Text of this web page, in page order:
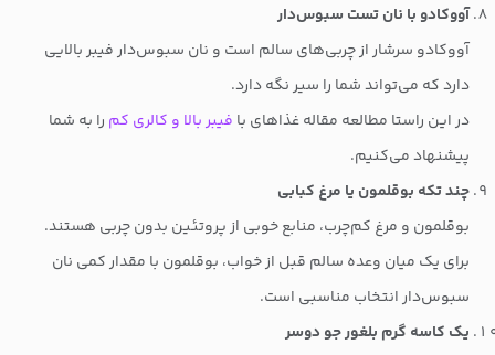
آووکادو با نان تست سبوس‌دار
آووکادو سرشار از چربی‌های سالم است و نان سبوس‌دار فیبر بالایی
دارد که می‌تواند شما را سیر نگه دارد.
در این راستا مطالعه مقاله غذاهای با فیبر بالا و کالری کم را به شما
پیشنهاد می‌کنیم.
چند تکه بوقلمون یا مرغ کبابی
بوقلمون و مرغ کم‌چرب، منابع خوبی از پروتئین بدون چربی هستند.
برای یک میان وعده سالم قبل از خواب، بوقلمون با مقدار کمی نان
سبوس‌دار انتخاب مناسبی است.
یک کاسه گرم بلغور جو دوسر